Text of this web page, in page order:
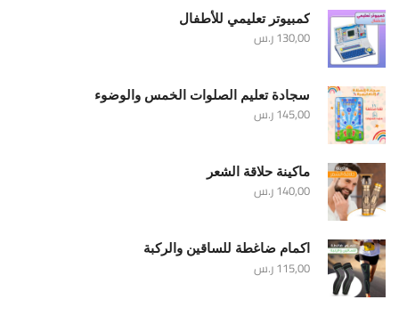
كمبيوتر تعليمي للأطفال
130,00ر.س
سجادة تعليم الصلوات الخمس والوضوء
145,00ر.س
ماكينة حلاقة الشعر
140,00ر.س
اكمام ضاغطة للساقين والركبة
115,00ر.س